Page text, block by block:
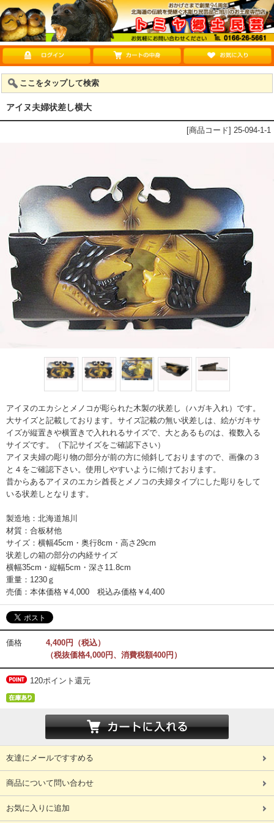
ここをタップして検索
アイヌ夫婦状差し横大
[商品コード] 25-094-1-1
アイヌのエカシとメノコが彫られた木製の状差し（ハガキ入れ）です。
大サイズと記載しております。サイズ記載の無い状差しは、絵がガキサ
イズが縦置きや横置きで入れれるサイズで、大とあるものは、複数入る
サイズです。（下記サイズをご確認下さい）
アイヌ夫婦の彫り物の部分が前の方に傾斜しておりますので、画像の３
と４をご確認下さい。使用しやすいように傾けております。
昔からあるアイヌのエカシ酋長とメノコの夫婦タイプにした彫りをして
いる状差しとなります。
製造地：北海道旭川
材質：合板材他
サイズ：横幅45cm・奥行8cm・高さ29cm
状差しの箱の部分の内経サイズ
横幅35cm・縦幅5cm・深さ11.8cm
重量：1230ｇ
売価：本体価格￥4,000 税込み価格￥4,400
価格
4,400円（税込）
（税抜価格4,000円、消費税額400円）
120ポイント還元
友達にメールですすめる
商品について問い合わせ
お気に入りに追加